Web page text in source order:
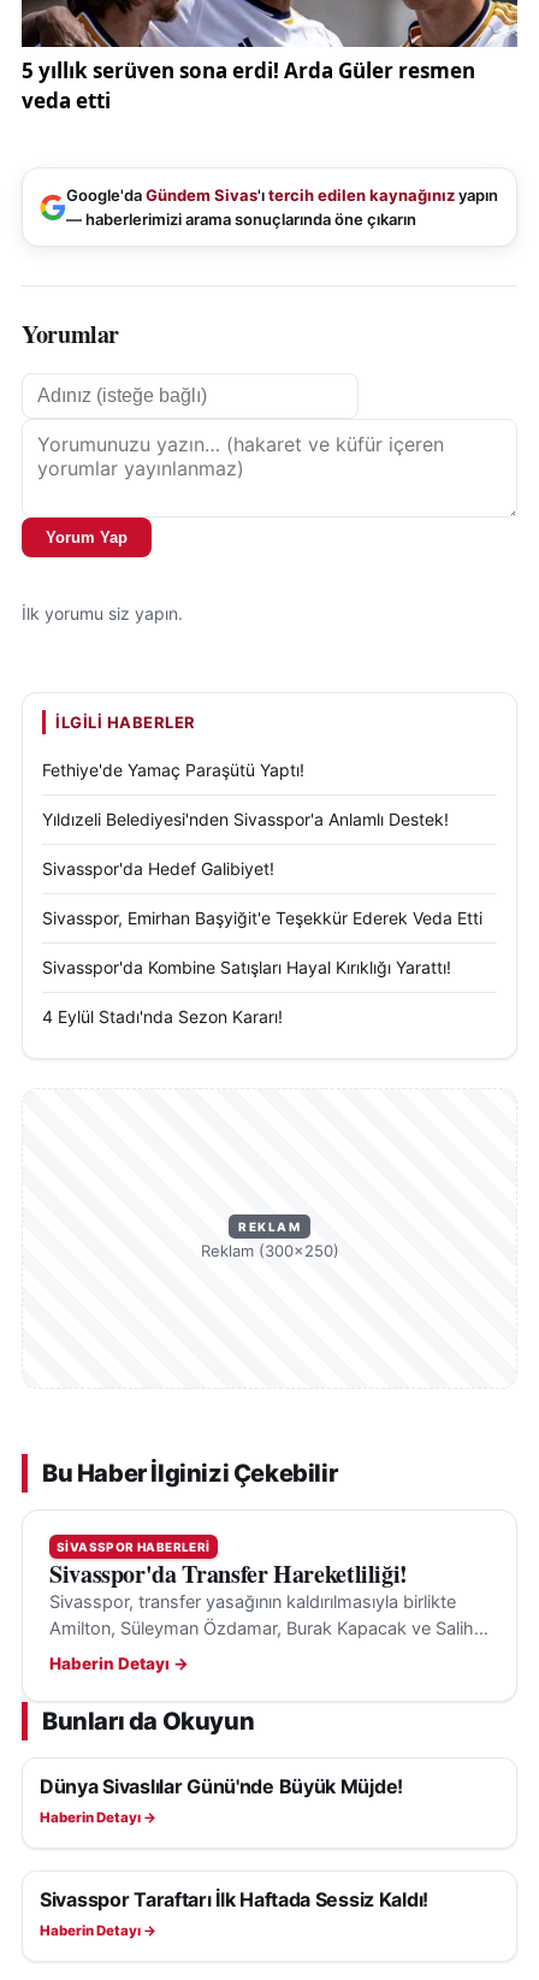
Google'daGündem Sivas'ıtercih edilen kaynağınızyapın
— haberlerimizi arama sonuçlarında öne çıkarın
Yorumlar
Yorum Yap
İlk yorumu siz yapın.
İLGILI HABERLER
Fethiye'de Yamaç Paraşütü Yaptı!
Yıldızeli Belediyesi'nden Sivasspor'a Anlamlı Destek!
Sivasspor'da Hedef Galibiyet!
Sivasspor, Emirhan Başyiğit'e Teşekkür Ederek Veda Etti
Sivasspor'da Kombine Satışları Hayal Kırıklığı Yarattı!
4 Eylül Stadı'nda Sezon Kararı!
REKLAM
Reklam (300×250)
Bu Haber İlginizi Çekebilir
SIVASSPOR HABERLERI
Sivasspor'da Transfer Hareketliliği!
Sivasspor, transfer yasağının kaldırılmasıyla birlikte
Amilton, Süleyman Özdamar, Burak Kapacak ve Salih
Kavrazlı'yı Sivas'a getirerek kadrosunu güçlendirmeye
Haberin Detayı →
Bunları da Okuyun
SIVASSPOR HABERLERI
Dünya Sivaslılar Günü'nde Büyük Müjde!
Haberin Detayı →
SIVASSPOR HABERLERI
Sivasspor Taraftarı İlk Haftada Sessiz Kaldı!
Haberin Detayı →